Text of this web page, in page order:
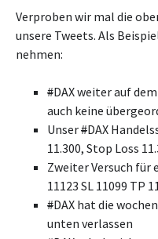
Verproben wir mal die
unsere Tweets. Als
nehmen:
#DAX weiter auf
auch keine
Unser#DAX
11.300, Stop Loss
Zweiter Versuch für
11123 SL 11099 TP
#DAX hat die
unten verlassen